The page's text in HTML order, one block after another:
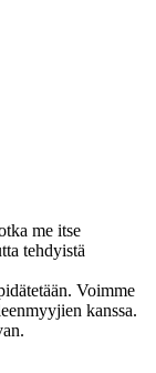
me itse
tehdyistä
Voimme
kanssa.